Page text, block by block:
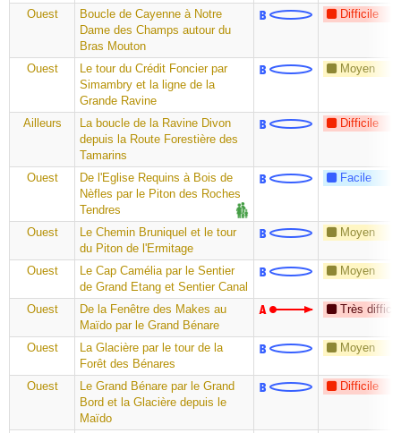
Ouest
Boucle de Cayenne à Notre
Dame des Champs autour du
Bras Mouton
Difficile
Ouest
Le tour du Crédit Foncier par
Simambry et la ligne de la
Grande Ravine
Moyen
Ailleurs
La boucle de la Ravine Divon
depuis la Route Forestière des
Tamarins
Difficile
Ouest
De l'Eglise Requins à Bois de
Nèfles par le Piton des Roches
Tendres
Facile
Ouest
Le Chemin Bruniquel et le tour
du Piton de l'Ermitage
Moyen
Ouest
Le Cap Camélia par le Sentier
de Grand Etang et Sentier Canal
Moyen
Ouest
De la Fenêtre des Makes au
Maïdo par le Grand Bénare
Très
Ouest
La Glacière par le tour de la
Forêt des Bénares
Moyen
Ouest
Le Grand Bénare par le Grand
Bord et la Glacière depuis le
Maïdo
Difficile